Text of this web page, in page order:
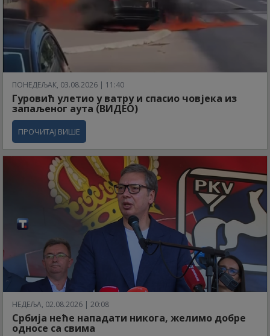
ПОНЕДЕЉАК, 03.08.2026 | 11:40
Гуровић улетио у ватру и спасио човјека из
запаљеног аута (ВИДЕО)
ПРОЧИТАЈ ВИШЕ
НЕДЕЉА, 02.08.2026 | 20:08
Србија неће нападати никога, желимо добре
односе са свима